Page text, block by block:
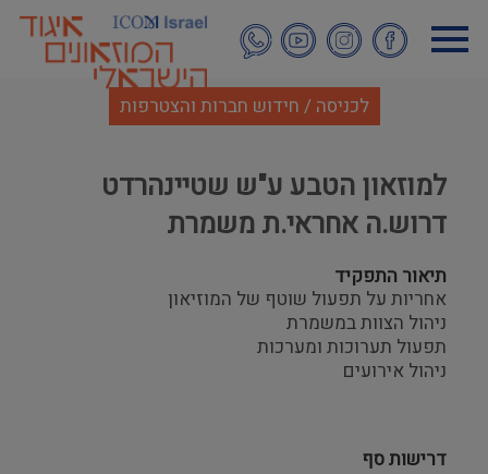
לתוכן
העיקרי
לכניסה / חידוש חברות והצטרפות
למוזאון הטבע ע"ש שטיינהרדט
דרוש.ה אחראי.ת משמרת
תיאור התפקיד
אחריות על תפעול שוטף של המוזיאון
ניהול הצוות במשמרת
תפעול תערוכות ומערכות
ניהול אירועים
דרישות סף